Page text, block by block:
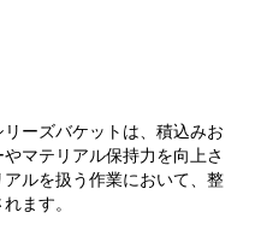
ーズバケットは、積込みお
マテリアル保持力を向上さ
ルを扱う作業において、整
ます。